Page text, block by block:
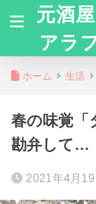
元酒
アラ
ホーム 生活
春の味覚「
勘弁して…
2021年4月19